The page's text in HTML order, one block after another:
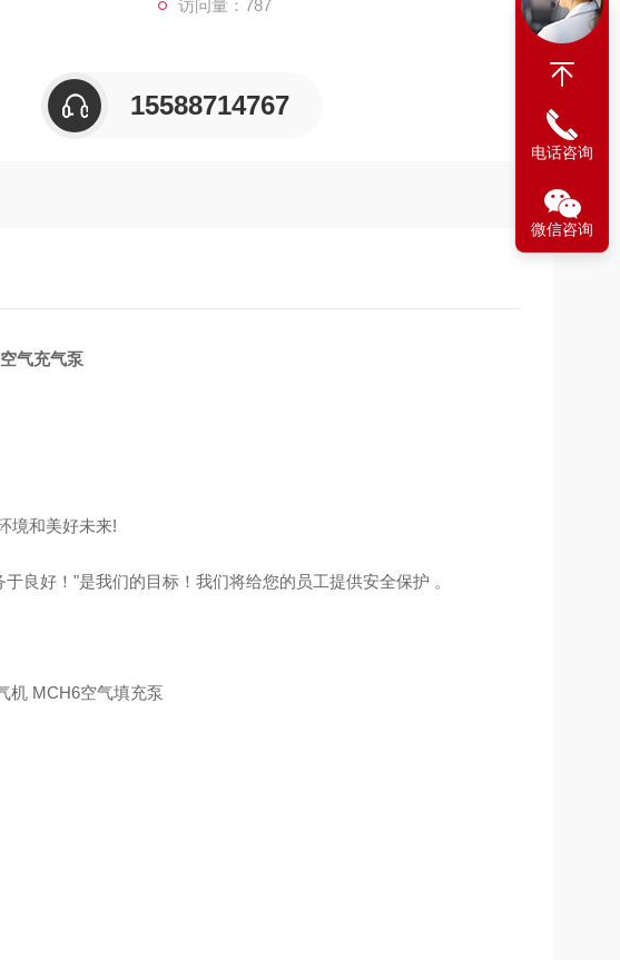
访问量：787
15588714767
气充气泵
境和美好未来!
良好！"是我们的目标！我们将给您的员工提供安全保护 。
MCH6空气填充泵
电话咨询
微信咨询